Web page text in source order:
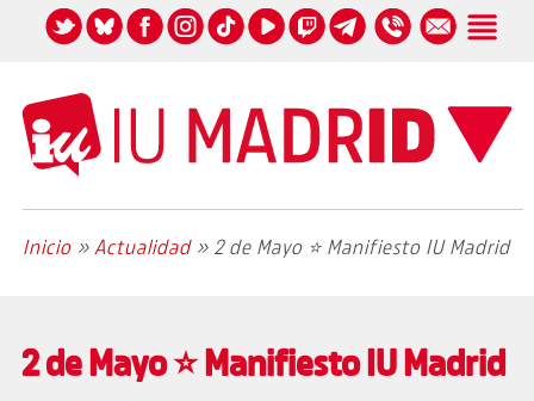
Inicio» Actualidad» 2 de Mayo ⭐️ Manifiesto IU Madrid
2 de Mayo ⭐️ Manifiesto IU Madrid